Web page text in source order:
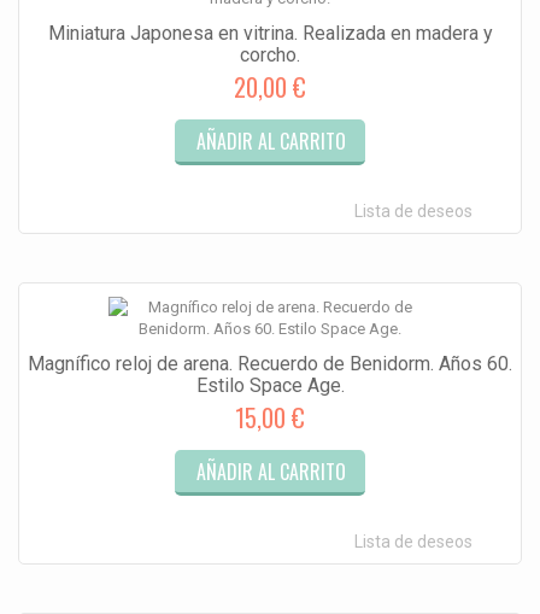
Miniatura Japonesa en vitrina. Realizada en madera y
corcho.
20,00 €
AÑADIR AL CARRITO
Lista de deseos
Magnífico reloj de arena. Recuerdo de Benidorm. Años 60.
Estilo Space Age.
15,00 €
AÑADIR AL CARRITO
Lista de deseos